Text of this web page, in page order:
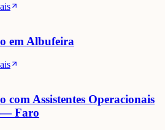
em Albufeira
com Assistentes Operacionais
— Faro